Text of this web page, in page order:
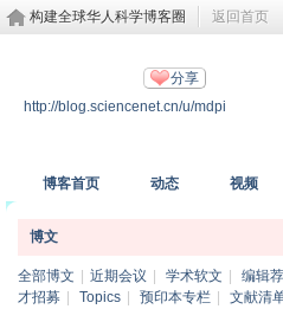
构建全球华人科学博客圈 返回首页
分享
http://blog.sciencenet.cn/u/mdpi
博客首页 动态 视频
博文
全部博文 近期会议 学术软文 编辑
才招募
Topics 预印本专栏 文献清